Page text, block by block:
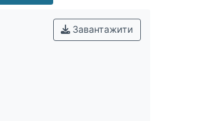
Завантажити